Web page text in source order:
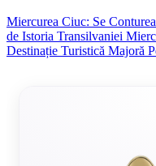
Miercurea Ciuc: Se
de Istoria Transilvaniei
Destinație Turistică Majoră